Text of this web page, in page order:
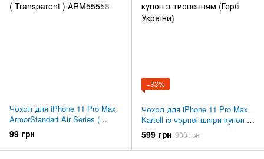
Чохол для iPhone 11 Pro Max
ArmorStandart Air Series (
Transparent ) ARM55558
99 грн
−33%
Чохол для iPhone 11 Pro Max
Kartell із чорної шкіри купон з
тисненням (Герб України)
599 грн 900 грн